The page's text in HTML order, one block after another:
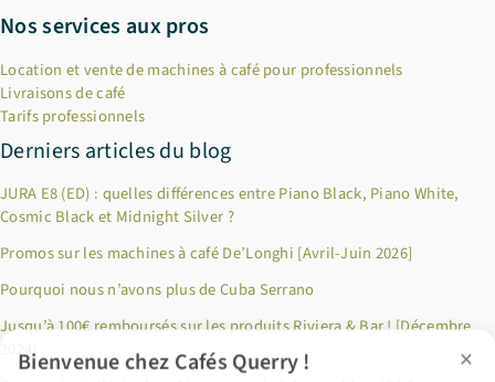
Nos services aux pros
Location et vente de machines à café pour professionnels
Livraisons de café
Tarifs professionnels
Derniers articles du blog
JURA E8 (ED) : quelles différences entre Piano Black, Piano White,
Cosmic Black et Midnight Silver ?
Promos sur les machines à café De’Longhi [Avril-Juin 2026]
Pourquoi nous n’avons plus de Cuba Serrano
Jusqu’à 100€ remboursés sur les produits Riviera & Bar ! [Décembre
2024]
×
Bienvenue chez Cafés Querry !
Profitez de -10% sur votre première commande (hors